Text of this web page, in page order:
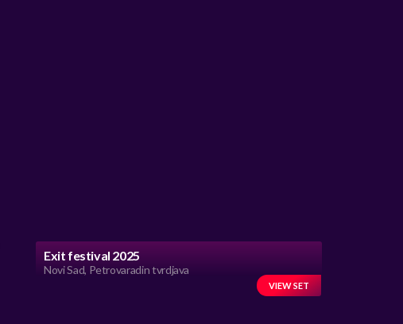
Exit festival 2025
Novi Sad, Petrovaradin tvrdjava
VIEW SET